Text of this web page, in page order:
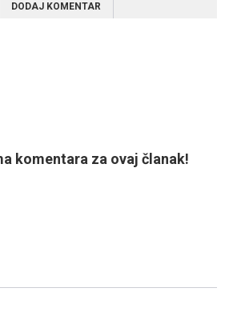
DODAJ KOMENTAR
komentara za ovaj članak!